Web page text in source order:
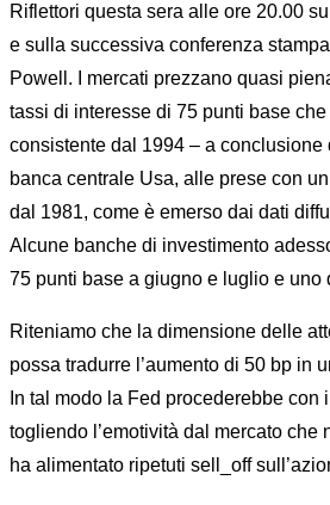
Riflettori questa sera alle ore 20.00
e sulla successiva conferenza
Powell. I mercati prezzano quasi
tassi di interesse di 75 punti base
consistente dal 1994 – a conclusione
banca centrale Usa, alle prese con
dal 1981, come è emerso dai dati
Alcune banche di investimento
75 punti base a giugno e luglio e uno
Riteniamo che la dimensione delle
possa tradurre l’aumento di 50 bp in
In tal modo la Fed procederebbe con
togliendo l’emotività dal mercato che
ha alimentato ripetuti sell_off